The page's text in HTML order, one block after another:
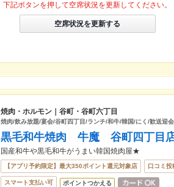
下記ボタンを押して空席状況を更新してください。
空席状況を更新する
焼肉・ホルモン｜谷町・谷町六丁目
焼肉/飲み放題/宴会/谷町四丁目/ランチ/和牛/韓国/にく/歓送迎
黒毛和牛焼肉 牛魔 谷町四丁目
国産和牛や黒毛和牛がうまい韓国焼肉屋★
【アプリ予約限定】最大350ポイント還元対象店 口コミ投
スマート支払い可 ポイントつかえる